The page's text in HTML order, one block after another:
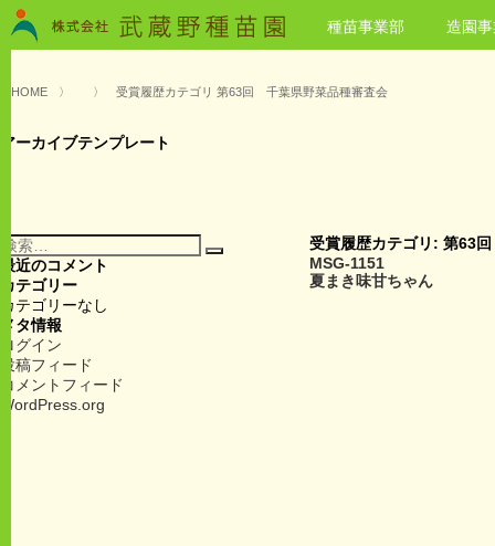
種苗事業部 造園
HOME 〉 〉 受賞履歴カテゴリ 第63回 千葉県野菜品種審査会
アーカイブテンプレート
受賞履歴カテゴリ: 第63
MSG-1151
夏まき味甘ちゃん
検
索:
検
最近のコメント
カテゴリー
カテゴリーなし
メタ情報
ログイン
投稿フィード
コメントフィード
WordPress.org